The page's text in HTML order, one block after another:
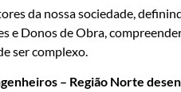
da nossa sociedade,
e Donos de Obra,
ser complexo.
– Região Norte